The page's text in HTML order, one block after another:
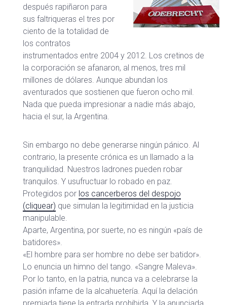
después rapiñaron para
sus faltriqueras el tres por
ciento de la totalidad de
los contratos
instrumentados entre 2004 y 2012. Los cretinos de
la corporación se afanaron, al menos, tres mil
millones de dólares. Aunque abundan los
aventurados que sostienen que fueron ocho mil.
Nada que pueda impresionar a nadie más abajo,
hacia el sur, la Argentina.
Sin embargo no debe generarse ningún pánico. Al
contrario, la presente crónica es un llamado a la
tranquilidad. Nuestros ladrones pueden robar
tranquilos. Y usufructuar lo robado en paz.
Protegidos por los cancerberos del despojo
(cliquear) que simulan la legitimidad en la justicia
manipulable.
Aparte, Argentina, por suerte, no es ningún «país de
batidores».
«El hombre para ser hombre no debe ser batidor».
Lo enuncia un himno del tango. «Sangre Maleva».
Por lo tanto, en la patria, nunca va a celebrarse la
pasión infame de la alcahuetería. Aquí la delación